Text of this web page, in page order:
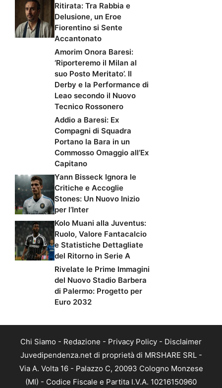
Ritirata: Tra Rabbia e
Delusione, un Eroe
Fiorentino si Sente
Accantonato
Amorim Onora Baresi:
‘Riporteremo il Milan al
suo Posto Meritato’. Il
Derby e la Performance di
Leao secondo il Nuovo
Tecnico Rossonero
Addio a Baresi: Ex
Compagni di Squadra
Portano la Bara in un
Commosso Omaggio all’Ex
Capitano
Yann Bisseck Ignora le
Critiche e Accoglie
Stones: Un Nuovo Inizio
per l’Inter
Kolo Muani alla Juventus:
Ruolo, Valore Fantacalcio
e Statistiche Dettagliate
del Ritorno in Serie A
Rivelate le Prime Immagini
del Nuovo Stadio Barbera
di Palermo: Progetto per
Euro 2032
Chi Siamo - Redazione - Privacy Policy - Disclaimer
Juvedipendenza.net di proprietà di MRSHARE SRL -
Via A. Volta 16 - Palazzo C, 20093 Cologno Monzese
(MI) - Codice Fiscale e Partita I.V.A. 10216150960